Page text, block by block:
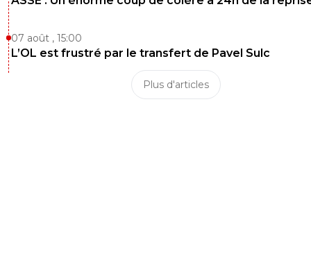
07 août , 15:00
L’OL est frustré par le transfert de Pavel Sulc
Plus d'articles